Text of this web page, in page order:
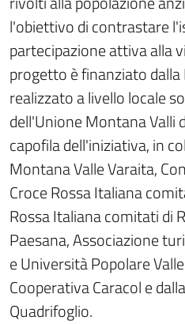
l'obiettivo di contrastare
partecipazione attiva alla
progetto è finanziato
realizzato a livello locale
dell'Unione Montana Valli
capofila dell'iniziativa, in
Montana Valle Varaita,
Croce Rossa Italiana
Rossa Italiana comitati di
Paesana, Associazione
e Università Popolare
Cooperativa Caracol e
Quadrifoglio.